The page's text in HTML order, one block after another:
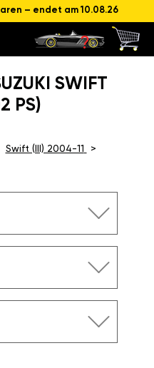
– endet am 10.08.26
SWIFT
PS)
Swift (III) 2004-11